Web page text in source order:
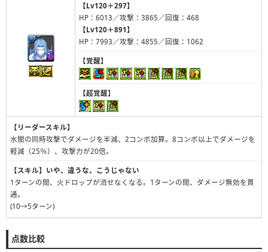
【Lv120＋297】
HP：6013／攻撃：3865／回復：468
【Lv120＋891】
HP：7993／攻撃：4855／回復：1062
【覚醒】
【超覚醒】
【リーダースキル】
水闇の同時攻撃でダメージを半減、2コンボ加算。8コンボ以上でダメージを
軽減（25％）、攻撃力が20倍。
【スキル】 いや、違うな、こうじゃない
1ターンの間、火ドロップが消せなくなる。1ターンの間、ダメージ無効を貫
通。
(10→5ターン)
点数比較